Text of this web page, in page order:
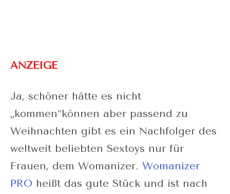
ANZEIGE
Ja, schöner hätte es nicht
„kommen“können aber passend zu
Weihnachten gibt es ein Nachfolger des
weltweit beliebten Sextoys nur für
Frauen, dem Womanizer. Womanizer
PRO heißt das gute Stück und ist nach